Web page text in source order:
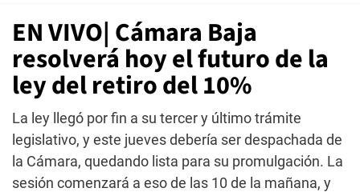
EN VIVO| Cámara Baja
resolverá hoy el futuro de la
ley del retiro del 10%
La ley llegó por fin a su tercer y último trámite
legislativo, y este jueves debería ser despachada de
la Cámara, quedando lista para su promulgación. La
sesión comenzará a eso de las 10 de la mañana, y